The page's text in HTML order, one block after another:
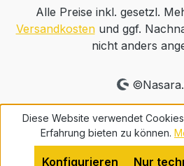
Alle Preise inkl. gesetzl.
Versandkostenund ggf.
nicht anders
Diese Website verwendet
Erfahrung bieten zu können.
Nur
Konfigurieren